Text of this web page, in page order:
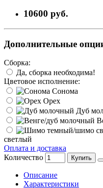
10600 руб.
Дополнительные
Сборка:
Да, сборка необходима!
Цветовое исполнение:
Сонома
Орех
Дуб
светлый
Оплата и доставка
Количество
Купить
Описание
Характеристики